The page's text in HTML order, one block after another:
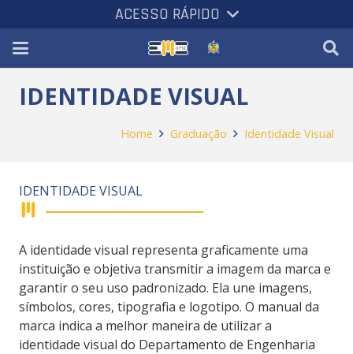
ACESSO RÁPIDO
IDENTIDADE VISUAL
Home Graduação Identidade Visual
IDENTIDADE VISUAL
A identidade visual representa graficamente uma
instituição e objetiva transmitir a imagem da marca e
garantir o seu uso padronizado. Ela une imagens,
símbolos, cores, tipografia e logotipo. O manual da
marca indica a melhor maneira de utilizar a
identidade visual do Departamento de Engenharia